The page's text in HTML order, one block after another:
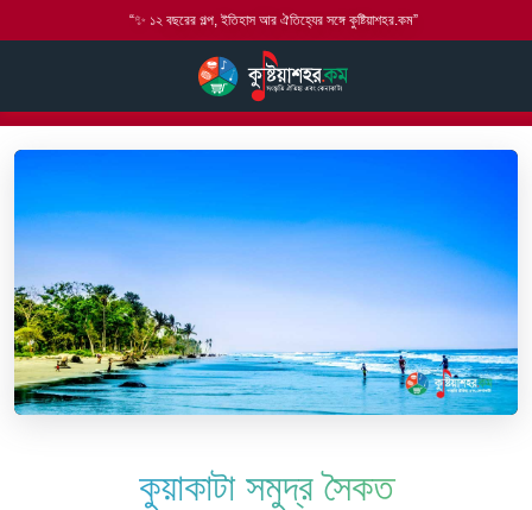
“✨ ১২ বছরের গল্প, ইতিহাস আর ঐতিহ্যের সঙ্গে কুষ্টিয়াশহর.কম”
কুয়াকাটা সমুদ্র সৈকত
কুয়াকাটা সমুদ্র সৈকত